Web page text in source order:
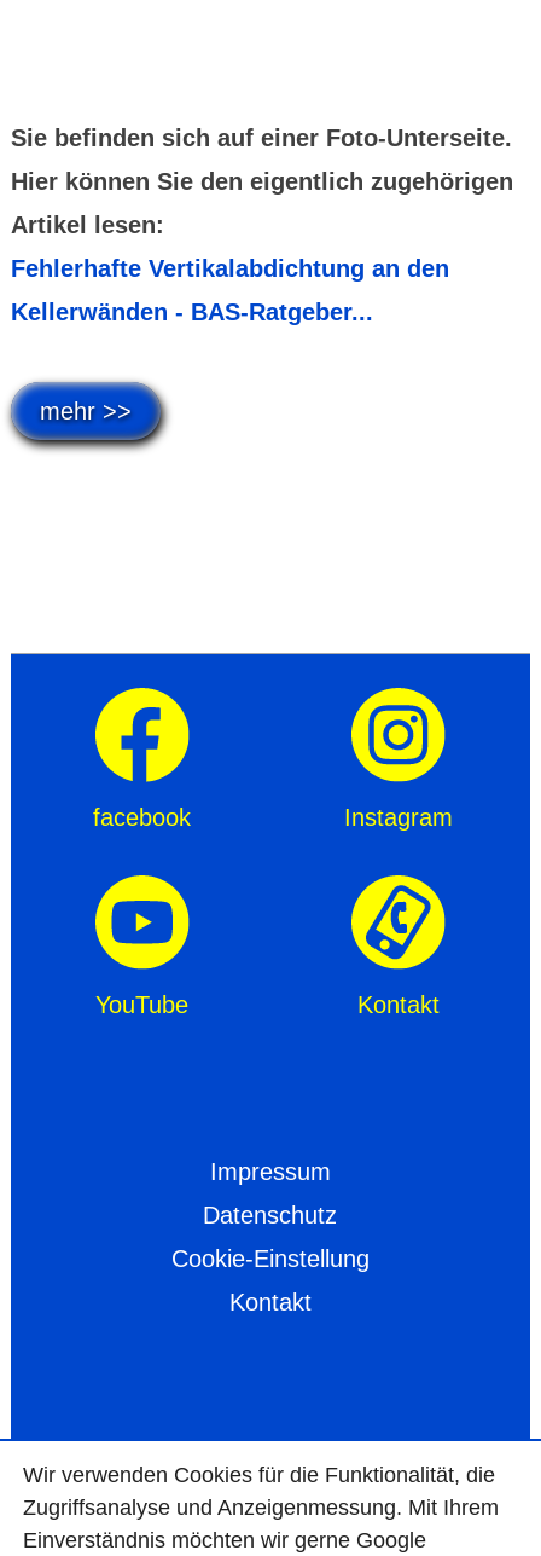
Sie befinden sich auf einer Foto-Unterseite.
Hier können Sie den eigentlich zugehörigen
Artikel lesen:
Fehlerhafte Vertikalabdichtung an den
Kellerwänden - BAS-Ratgeber...
mehr >>
facebook Instagram
YouTube Kontakt
Impressum
Datenschutz
Cookie-Einstellung
Kontakt
Wir ver­wen­den Cookies für die Funktio­na­lität, die
Zugriffs­ana­lyse und Anzei­gen­mes­sung. Mit Ihrem
Ein­ver­ständ­nis möchten wir gerne Google